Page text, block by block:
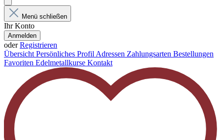
Menü schließen
Ihr Konto
Anmelden
oderRegistrieren
ÜbersichtPersönliches ProfilAdressen Zahlungsarten Bestellungen
Favoriten Edelmetallkurse Kontakt